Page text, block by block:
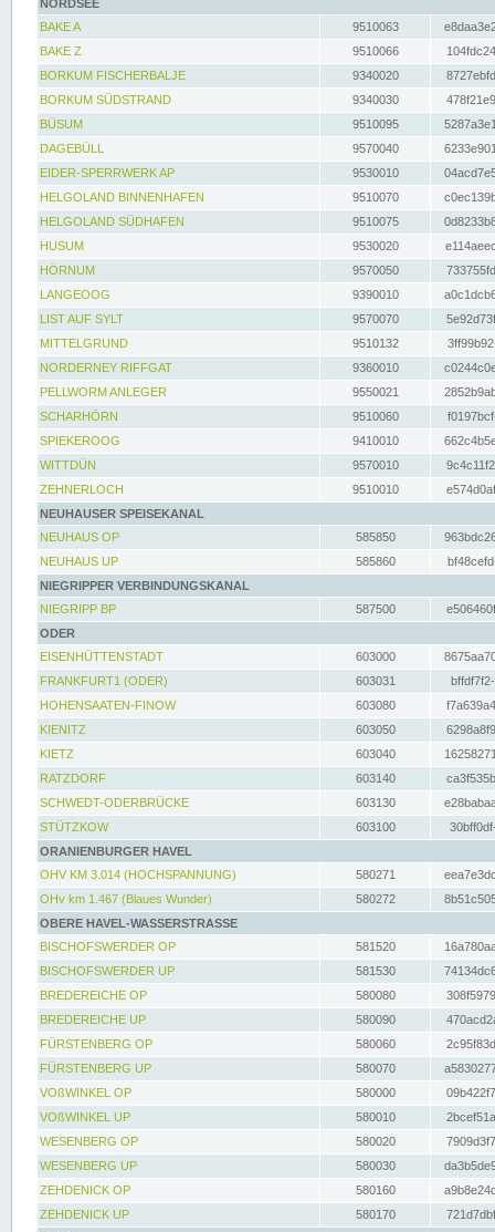
NORDSEE
BAKE A
9510063
BAKE Z
9510066
BORKUM FISCHERBALJE
9340020
BORKUM SÜDSTRAND
9340030
BÜSUM
9510095
DAGEBÜLL
9570040
EIDER-SPERRWERK AP
9530010
HELGOLAND BINNENHAFEN
9510070
HELGOLAND SÜDHAFEN
9510075
HUSUM
9530020
HÖRNUM
9570050
LANGEOOG
9390010
LIST AUF SYLT
9570070
MITTELGRUND
9510132
NORDERNEY RIFFGAT
9360010
PELLWORM ANLEGER
9550021
SCHARHÖRN
9510060
SPIEKEROOG
9410010
WITTDÜN
9570010
ZEHNERLOCH
9510010
NEUHAUSER SPEISEKANAL
NEUHAUS OP
585850
NEUHAUS UP
585860
NIEGRIPPER VERBINDUNGSKANAL
NIEGRIPP BP
587500
ODER
EISENHÜTTENSTADT
603000
FRANKFURT1 (ODER)
603031
HOHENSAATEN-FINOW
603080
KIENITZ
603050
KIETZ
603040
RATZDORF
603140
SCHWEDT-ODERBRÜCKE
603130
STÜTZKOW
603100
ORANIENBURGER HAVEL
OHV KM 3.014 (HOCHSPANNUNG)
580271
OHv km 1.467 (Blaues Wunder)
580272
OBERE HAVEL-WASSERSTRASSE
BISCHOFSWERDER OP
581520
BISCHOFSWERDER UP
581530
BREDEREICHE OP
580080
BREDEREICHE UP
580090
FÜRSTENBERG OP
580060
FÜRSTENBERG UP
580070
VOßWINKEL OP
580000
VOßWINKEL UP
580010
WESENBERG OP
580020
WESENBERG UP
580030
ZEHDENICK OP
580160
ZEHDENICK UP
580170